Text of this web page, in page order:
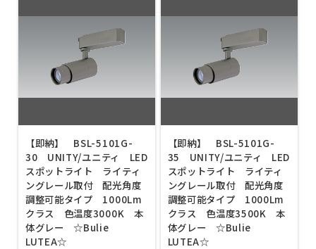
【即納】 BSL-5101G-
30 UNITY/ユニティ LED
スポットライト ライティ
ングレール取付 配光角度
調整可能タイプ 1000Lm
クラス 色温度3000K 本
体グレー ☆Bulie
LUTEA☆
【即納】 BSL-5101G-
35 UNITY/ユニティ LED
スポットライト ライティ
ングレール取付 配光角度
調整可能タイプ 1000Lm
クラス 色温度3500K 本
体グレー ☆Bulie
LUTEA☆